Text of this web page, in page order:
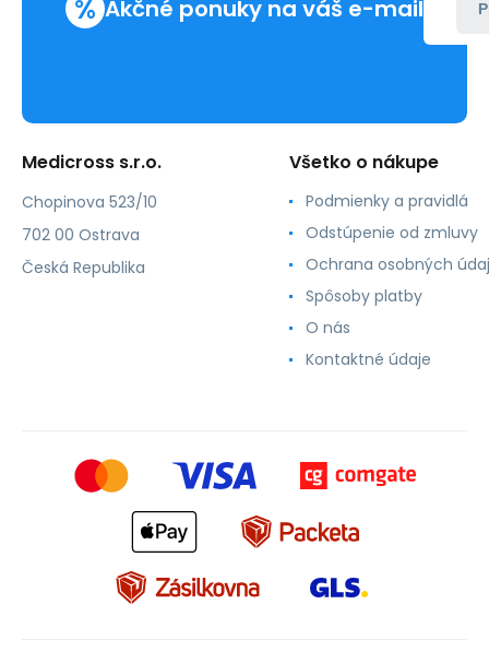
% Akčné ponuky na váš e-mail
Medicross s.r.o.
Chopinova 523/10
702 00 Ostrava
Česká Republika
Všetko o nákupe
Podmienky a pravidlá
Odstúpenie od zmluvy
Ochrana osobných
Spôsoby platby
O nás
Kontaktné údaje